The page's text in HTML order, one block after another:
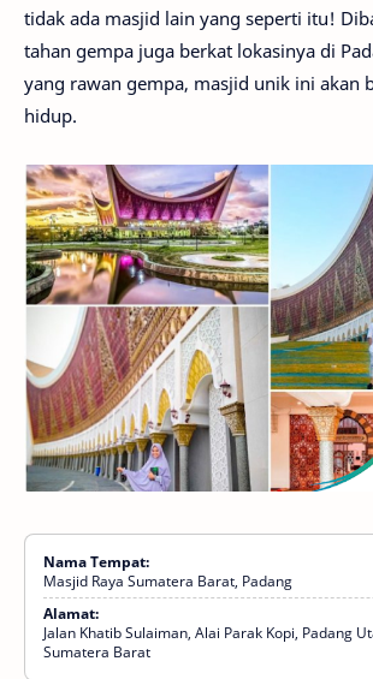
tidak ada masjid lain yang seperti itu!
tahan gempa juga berkat lokasinya di
yang rawan gempa, masjid unik ini akan
hidup.
Nama Tempat:
Masjid Raya Sumatera Barat, Padang
Alamat:
Jalan Khatib Sulaiman, Alai Parak Kopi, Padang
Sumatera Barat